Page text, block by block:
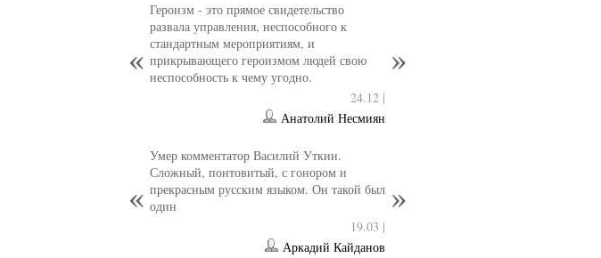
Героизм - это прямое свидетельство
развала управления, неспособного к
стандартным мероприятиям, и
прикрывающего героизмом людей свою
неспособность к чему угодно.
24.12 |
Анатолий Несмиян
Умер комментатор Василий Уткин.
Сложный, понтовитый, с гонором и
прекрасным русским языком. Он такой был
один
19.03 |
Аркадий Кайданов